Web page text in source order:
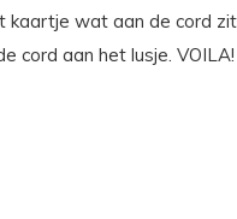
kaartje wat aan de cord
cord aan het lusje.